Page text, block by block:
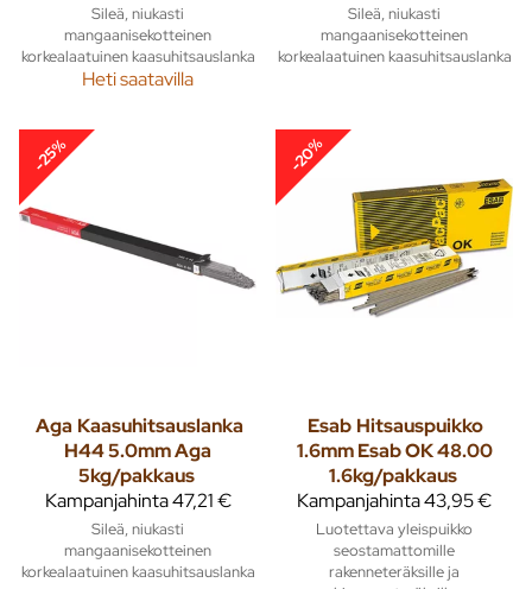
Sileä, niukasti
mangaanisekotteinen
korkealaatuinen kaasuhitsauslanka
Heti saatavilla
Sileä, niukasti
mangaanisekotteinen
korkealaatuinen kaasuhitsauslanka
-25%
Aga Kaasuhitsauslanka
H44 5.0mm Aga
5kg/pakkaus
Kampanjahinta47,21 €
Sileä, niukasti
mangaanisekotteinen
korkealaatuinen kaasuhitsauslanka
-20%
Esab Hitsauspuikko
1.6mm Esab OK 48.00
1.6kg/pakkaus
Kampanjahinta43,95 €
Luotettava yleispuikko
seostamattomille
rakenneteräksille ja